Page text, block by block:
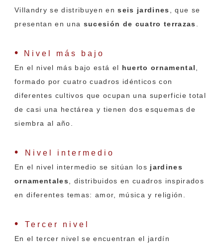
Villandry se distribuyen enseis jardines
, que se
presentan en una sucesión de cuatro terrazas
• Nivel más bajo
En el nivel más bajo está el huerto ornamental
formado por cuatro cuadros idénticos con
diferentes cultivos que ocupan una superficie total
de casi una hectárea y tienen dos esquemas de
siembra al año.
• Nivel intermedio
En el nivel intermedio se sitúan los jardines
ornamentales
, distribuidos en cuadros inspirados
en diferentes temas: amor, música y religión.
• Tercer nivel
En el tercer nivel se encuentran el jardín